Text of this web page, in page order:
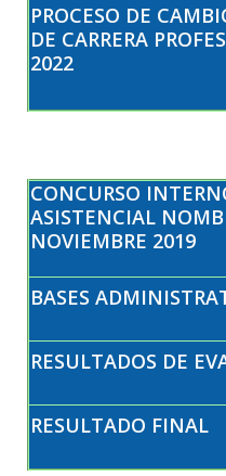
PROCESO DE
DE CARRERA
2022
CONCURSO
ASISTENCIAL
NOVIEMBRE 2019
BASES
RESULTADOS DE
RESULTADO FINAL